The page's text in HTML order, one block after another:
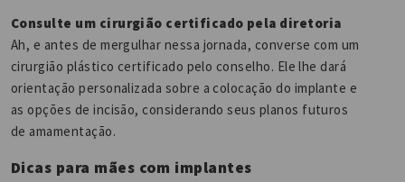
Consulte um cirurgião certificado pela diretoria
Ah, e antes de mergulhar nessa jornada, converse com um
cirurgião plástico certificado pelo conselho. Ele lhe dará
orientação personalizada sobre a colocação do implante e
as opções de incisão, considerando seus planos futuros
de amamentação.
Dicas para mães com implantes